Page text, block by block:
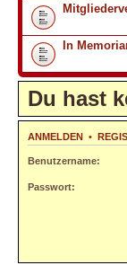
In
Du hast
ANMELDEN •
Benutzername:
Passwort: